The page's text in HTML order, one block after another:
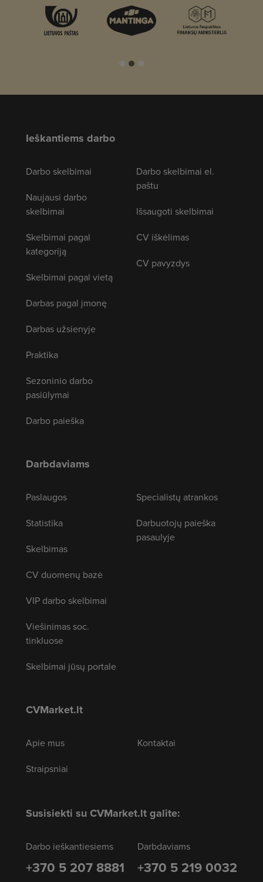
Ieškantiems darbo
Darbo skelbimai
Naujausi darbo
skelbimai
Skelbimai pagal
kategoriją
Skelbimai pagal vietą
Darbas pagal įmonę
Darbas užsienyje
Praktika
Sezoninio darbo
pasiūlymai
Darbo paieška
Darbo skelbimai el.
paštu
Išsaugoti skelbimai
CV iškėlimas
CV pavyzdys
Darbdaviams
Paslaugos
Statistika
Skelbimas
CV duomenų bazė
VIP darbo skelbimai
Viešinimas soc.
tinkluose
Skelbimai jūsų portale
Specialistų atrankos
Darbuotojų paieška
pasaulyje
CVMarket.lt
Apie mus
Straipsniai
Kontaktai
Susisiekti su CVMarket.lt galite:
Darbo ieškantiesiems
+370 5 207 8881
Darbdaviams
+370 5 219 0032